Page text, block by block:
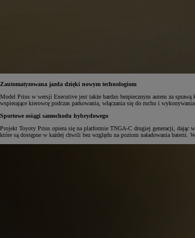
Zautomatyzowana jazda dzięki nowym technologiom
Model Prius w wersji Executive jest także bardzo bezpiecznym autem za
wspierające kierowcę podczas parkowania, włączania się do ruchu i
Sportowe osiągi samochodu hybrydowego
Projekt Toyoty Prius opiera się na platformie TNGA-C drugiej generacji, dając
które są dostępne w każdej chwili bez względu na poziom naładowania